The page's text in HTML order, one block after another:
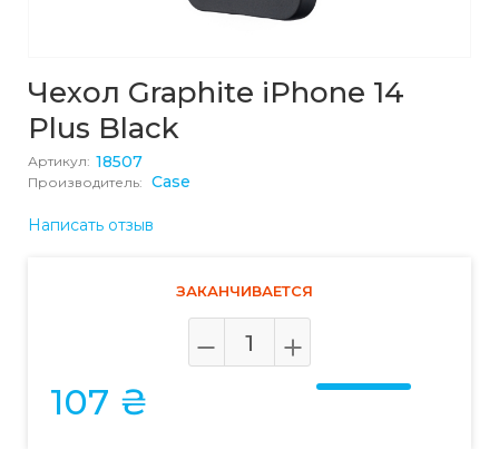
Чехол Graphite iPhone 14
Plus Black
Артикул: 18507
Производитель: Case
Написать отзыв
ЗАКАНЧИВАЕТСЯ
107 ₴